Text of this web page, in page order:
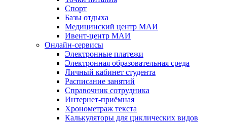
Спорт
Базы отдыха
Медицинский центр МАИ
Ивент-центр МАИ
Онлайн-сервисы
Электронные платежи
Электронная образовательная среда
Личный кабинет студента
Расписание занятий
Справочник сотрудника
Интернет-приёмная
Хронометраж текста
Калькуляторы для циклических видов